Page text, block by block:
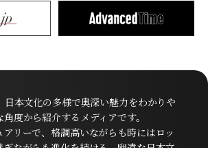
日本文化の多様で奥深い魅力をわかりや
度から紹介するメディアです。
リーで、格調高いながらも時にはロッ